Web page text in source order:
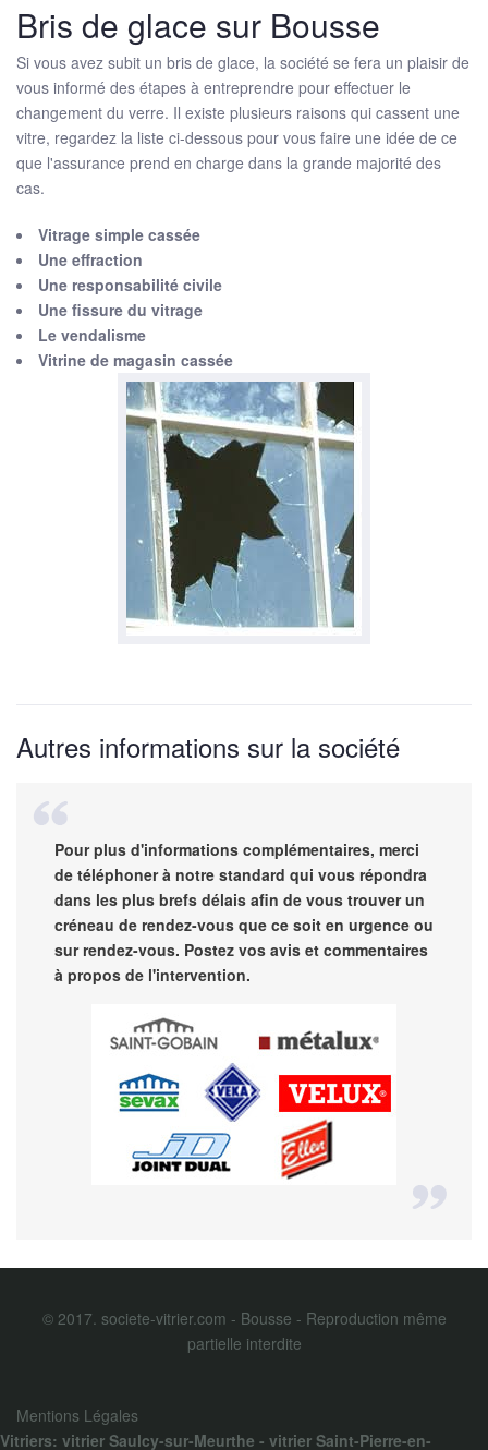
Bris de glace sur Bousse
Si vous avez subit un bris de glace, la société se fera un plaisir de
vous informé des étapes à entreprendre pour effectuer le
changement du verre. Il existe plusieurs raisons qui cassent une
vitre, regardez la liste ci-dessous pour vous faire une idée de ce
que l'assurance prend en charge dans la grande majorité des
cas.
Vitrage simple cassée
Une effraction
Une responsabilité civile
Une fissure du vitrage
Le vendalisme
Vitrine de magasin cassée
Autres informations sur la société
Pour plus d'informations complémentaires, merci
de téléphoner à notre standard qui vous répondra
dans les plus brefs délais afin de vous trouver un
créneau de rendez-vous que ce soit en urgence ou
sur rendez-vous. Postez vos avis et commentaires
à propos de l'intervention.
© 2017. societe-vitrier.com - Bousse - Reproduction même
partielle interdite
Mentions Légales
Vitriers: vitrier Saulcy-sur-Meurthe - vitrier Saint-Pierre-en-